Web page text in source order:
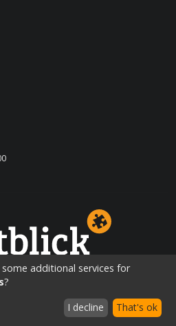
OSNABRÜCK
additional services for
?
I decline That's ok